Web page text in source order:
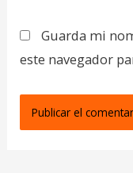
Guarda mi
este navegador